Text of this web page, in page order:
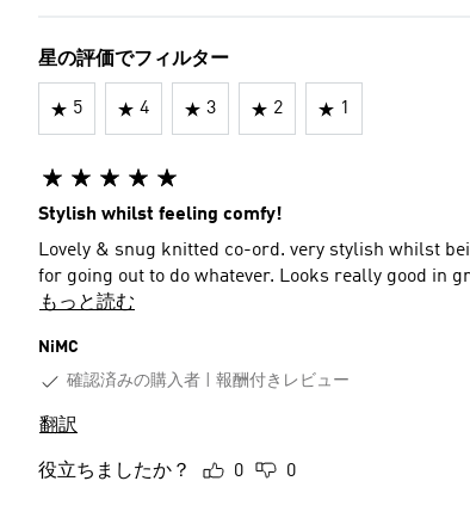
星の評価でフィルター
5 4 3 2 1
Stylish whilst feeling comfy!
Lovely & snug knitted co-ord. very stylish whilst
for going out to do whatever. Looks really good in
もっと読む
NiMC
確認済みの購入者
報酬付きレビュー
翻訳
役立ちましたか？ 0 0